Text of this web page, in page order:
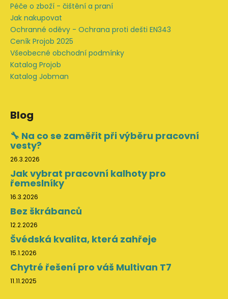
Péče o zboží - čištění a praní
Jak nakupovat
Ochranné oděvy - Ochrana proti dešti EN343
Ceník Projob 2025
Všeobecné obchodní podmínky
Katalog Projob
Katalog Jobman
Blog
🔧 Na co se zaměřit při výběru pracovní
vesty?
26.3.2026
Jak vybrat pracovní kalhoty pro
řemeslníky
16.3.2026
Bez škrábanců
12.2.2026
Švédská kvalita, která zahřeje
15.1.2026
Chytré řešení pro váš Multivan T7
11.11.2025